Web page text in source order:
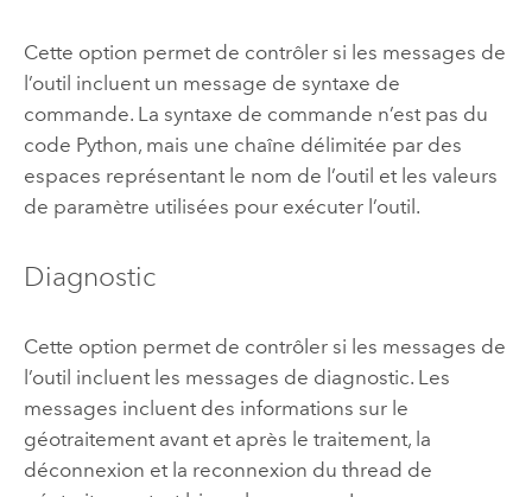
Cette option permet de contrôler si les messages de
l’outil incluent un message de syntaxe de
commande. La syntaxe de commande n’est pas du
code Python, mais une chaîne délimitée par des
espaces représentant le nom de l’outil et les valeurs
de paramètre utilisées pour exécuter l’outil.
Diagnostic
Cette option permet de contrôler si les messages de
l’outil incluent les messages de diagnostic. Les
messages incluent des informations sur le
géotraitement avant et après le traitement, la
déconnexion et la reconnexion du thread de